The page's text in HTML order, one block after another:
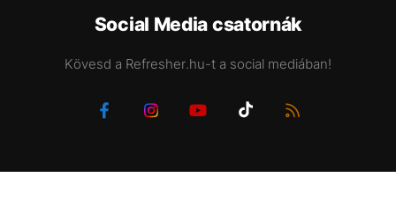
Social Media csatornák
Kövesd a Refresher.hu-t a social mediában!